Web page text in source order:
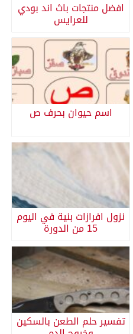
افضل منتجات باث اند بودي
للعرايس
اسم حيوان بحرف ص
نزول افرازات بنية في اليوم
15 من الدورة
تفسير حلم الطعن بالسكين